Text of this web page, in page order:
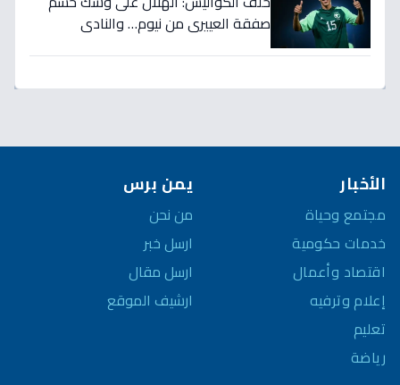
صفقة العييري من نيوم… والنادي
الأخبار
مجتمع وحياة
خدمات حكومية
اقتصاد وأعمال
إعلام وترفيه
تعليم
رياضة
يمن برس
من نحن
ارسل خبر
ارسل مقال
ارشيف الموقع